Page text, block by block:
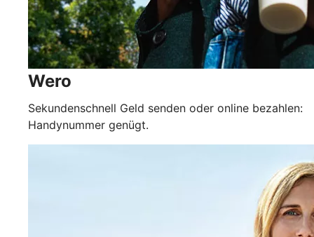
Wero
Sekundenschnell Geld senden oder online bezahlen:
Handynummer genügt.